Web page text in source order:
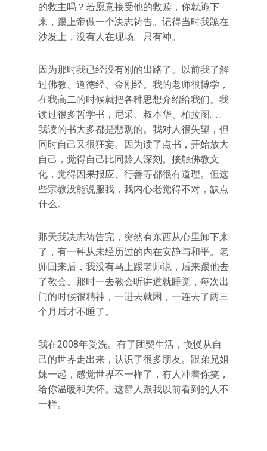
的救主吗？若愿意接受他的救赎，你就跪下
来，跟上帝做一个决志祷告。记得当时我跪在
沙发上，没有人在现场。只有神。
因为那时我已经没有别的出路了。以前我了解
过佛教、道德经、金刚经。我的老师很博学，
在我高二的时候就把各种思想介绍给我们。我
读过很多哲学书，尼采、叔本华、柏拉图……
我读的书大多都是悲观的。我对人很失望，但
同时自己又很狂妄。因为读了点书，开始放大
自己，觉得自己比同龄人深刻。接触佛教文
化，觉得因果报应、行善等都很有道理。但这
些宗教没能说服我，我内心老觉得不对，缺点
什么。
那天我决志祷告完，突然有东西从心里卸下来
了，有一种从未经历过的内在安静与和平。老
师回来后，我没有马上跟老师说，后来跟他去
了教会。那时一去教会听讲道就睡觉，每次出
门的时候很精神，一进去就困，一连去了两三
个月后才不睡了。
我在2008年受洗。有了团契生活，慢慢从自
己的世界走出来，认识了很多朋友。跟弟兄姐
妹一起，感觉世界不一样了，有人冲着你笑，
给你温暖和关怀。这群人跟我以前看到的人不
一样。